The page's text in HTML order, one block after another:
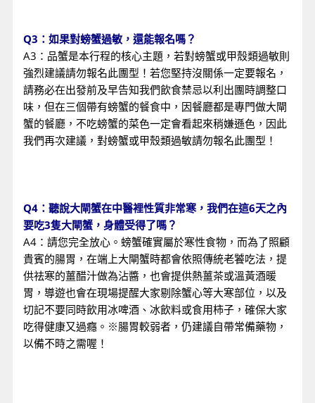
Q3：如果對螃蟹過敏，還能報名嗎？
A3：品蟹是本行程的核心主題，若對螃蟹或甲殼類過敏則
強烈建議請勿報名此團型！若您堅持沒關係一定要報名，
請務必在出發前及早告知我們飲食禁忌以利出團時調整口
味，但在三個帶有螃蟹的餐食中，因餐廳都是專門做大閘
蟹的餐廳，不吃螃蟹的菜色一定會看起來稍嫌遜色，因此
我們再次建議，對螃蟹或甲殼類過敏請勿報名此團型！
Q4：聽說大閘蟹在中醫裡性質非常寒，我們在這6天之內
要吃3隻大閘蟹，身體受得了嗎？
A4：請您完全放心。螃蟹確實屬於寒性食物，而為了照顧
貴賓的腸胃，在端上大閘蟹時都會依照傳統老饕吃法，提
供祛寒的薑醋汁做為沾醬，也會提供熱薑茶或溫黃酒暖
胃，導遊也會在現場提醒大家剔除蟹心等大寒部位，以及
切記不要同時飲用冰啤酒、冰飲料或食用柿子，確保大家
吃得健康又過癮。※腸胃較弱者，仍建議自帶常備藥物，
以備不時之需喔！